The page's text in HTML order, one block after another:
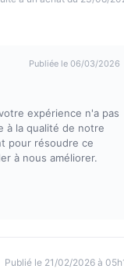
Publiée le 06/03/2026
expérience n'a pas
à la qualité de notre
pour résoudre ce
à nous améliorer.
Publié le 21/02/2026 à